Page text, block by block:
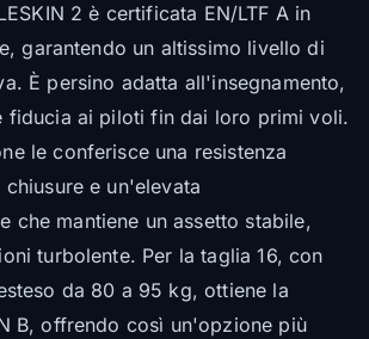
2 è certificata EN/LTF A in
garantendo un altissimo livello di
È persino adatta all'insegnamento,
fiducia ai piloti fin dai loro primi voli.
le conferisce una resistenza
e un'elevata
che mantiene un assetto stabile,
turbolente. Per la taglia 16, con
da 80 a 95 kg, ottiene la
B, offrendo così un'opzione più